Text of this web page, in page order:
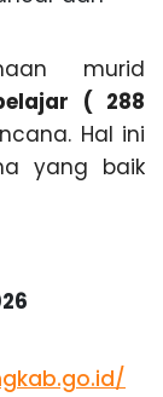
murid
( 288
Hal ini
yang baik